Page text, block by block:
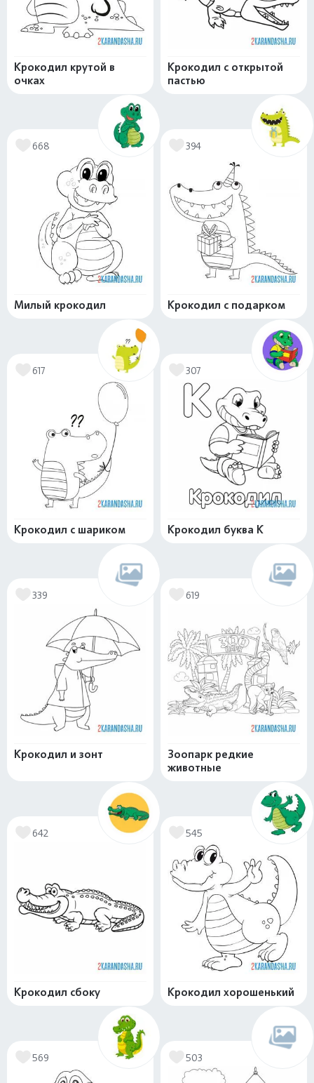
Крокодил крутой в
очках
Крокодил с открытой
пастью
668
Милый крокодил
394
Крокодил с подарком
617
Крокодил с шариком
307
Крокодил буква К
339
Крокодил и зонт
619
Зоопарк редкие
животные
642
Крокодил сбоку
545
Крокодил хорошенький
569 503